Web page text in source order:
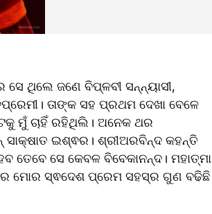
ଥିଲେ ଜଣେ ବିପ୍ଳବୀ ସନ୍ନ୍ୟାସୀ,
ତାଙ୍କ ସହ ପ୍ରଥମ ଦେଖା ବେଳେ
ମୁଁ ଚାହିଁ ରହିଥିଲି। ଅନେକ ଥର
ସାକ୍ଷାତ ଇଶ୍ଵର। ଶ୍ରୀଅରବିନ୍ଦ କହନ୍ତି
ତେବେ ସେ କେବଳ ବିବେକାନନ୍ଦ। ମହାତ୍ମା
ମୋର ସ୍ଵଦେଶ ପ୍ରେମ ସହସ୍ର ଗୁଣ ବଢିଛି